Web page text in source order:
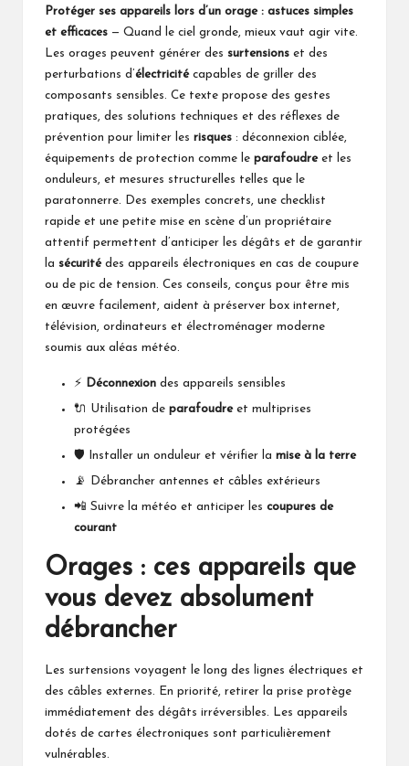
Protéger ses appareils lors d’un orage : astuces simples
et efficaces — Quand le ciel gronde, mieux vaut agir vite.
Les orages peuvent générer des surtensions et des
perturbations d’électricitécapables de griller des
composants sensibles. Ce texte propose des gestes
pratiques, des solutions techniques et des réflexes de
prévention pour limiter les risques : déconnexion ciblée,
équipements de protection comme le parafoudreet les
onduleurs, et mesures structurelles telles que le
paratonnerre. Des exemples concrets, une checklist
rapide et une petite mise en scène d’un propriétaire
attentif permettent d’anticiper les dégâts et de garantir
la sécuritédes appareils électroniques en cas de coupure
ou de pic de tension. Ces conseils, conçus pour être mis
en œuvre facilement, aident à préserver box internet,
télévision, ordinateurs et électroménager moderne
soumis aux aléas météo.
⚡ Déconnexion des appareils sensibles
🔌 Utilisation de parafoudreet multiprises
protégées
🛡️ Installer un onduleur et vérifier la mise à la terre
📡 Débrancher antennes et câbles extérieurs
📲 Suivre la météo et anticiper les coupures de
courant
Orages : ces appareils que
vous devez absolument
débrancher
Les surtensions voyagent le long des lignes électriques et
des câbles externes. En priorité, retirer la prise protège
immédiatement des dégâts irréversibles. Les appareils
dotés de cartes électroniques sont particulièrement
vulnérables.